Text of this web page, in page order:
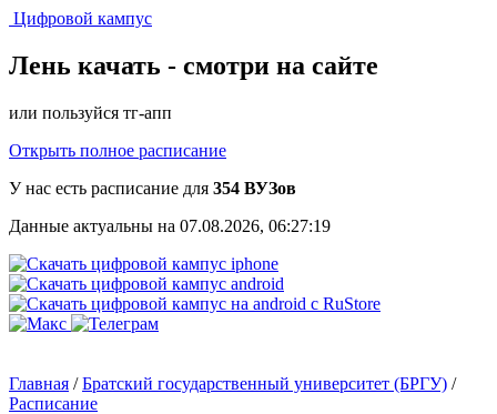
Цифровой кампус
Лень качать - смотри на сайте
или пользуйся тг-апп
Открыть полное расписание
У нас есть расписание для 354 ВУЗов
Данные актуальны на 07.08.2026, 06:27:19
Главная /Братский государственный университет (БРГУ) /
Расписание